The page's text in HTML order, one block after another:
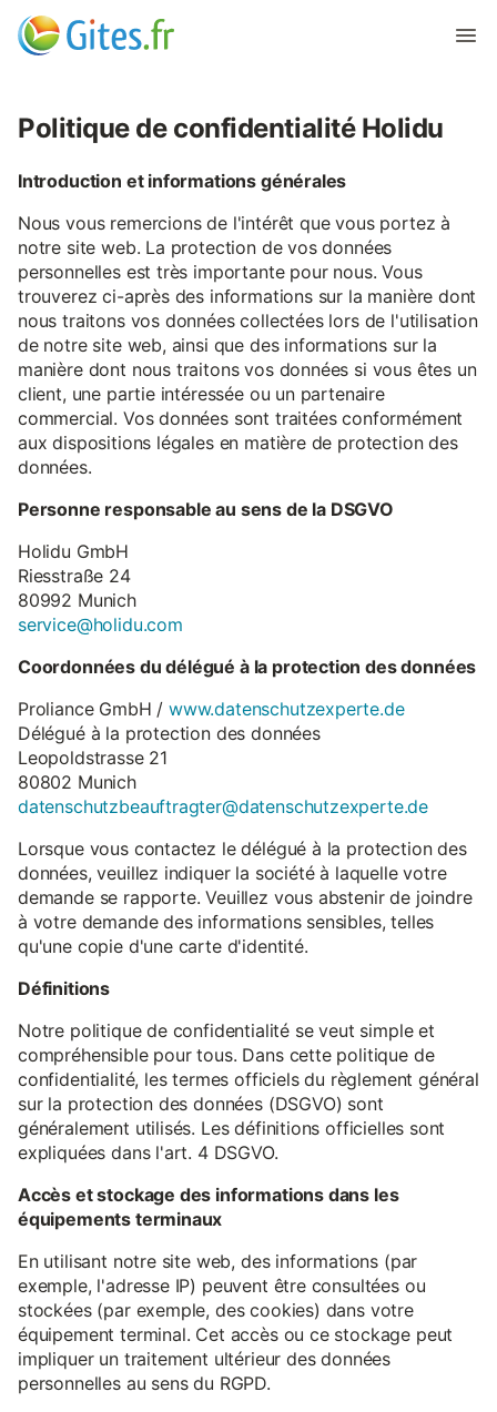
Politique de confidentialité Holidu
Introduction et informations générales
Nous vous remercions de l'intérêt que vous portez à
notre site web. La protection de vos données
personnelles est très importante pour nous. Vous
trouverez ci-après des informations sur la manière dont
nous traitons vos données collectées lors de l'utilisation
de notre site web, ainsi que des informations sur la
manière dont nous traitons vos données si vous êtes un
client, une partie intéressée ou un partenaire
commercial. Vos données sont traitées conformément
aux dispositions légales en matière de protection des
données.
Personne responsable au sens de la DSGVO
Holidu GmbH
Riesstraße 24
80992 Munich
service@holidu.com
Coordonnées du délégué à la protection des données
Proliance GmbH /www.datenschutzexperte.de
Délégué à la protection des données
Leopoldstrasse 21
80802 Munich
datenschutzbeauftragter@datenschutzexperte.de
Lorsque vous contactez le délégué à la protection des
données, veuillez indiquer la société à laquelle votre
demande se rapporte. Veuillez vous abstenir de joindre
à votre demande des informations sensibles, telles
qu'une copie d'une carte d'identité.
Définitions
Notre politique de confidentialité se veut simple et
compréhensible pour tous. Dans cette politique de
confidentialité, les termes officiels du règlement général
sur la protection des données (DSGVO) sont
généralement utilisés. Les définitions officielles sont
expliquées dans l'art. 4 DSGVO.
Accès et stockage des informations dans les
équipements terminaux
En utilisant notre site web, des informations (par
exemple, l'adresse IP) peuvent être consultées ou
stockées (par exemple, des cookies) dans votre
équipement terminal. Cet accès ou ce stockage peut
impliquer un traitement ultérieur des données
personnelles au sens du RGPD.